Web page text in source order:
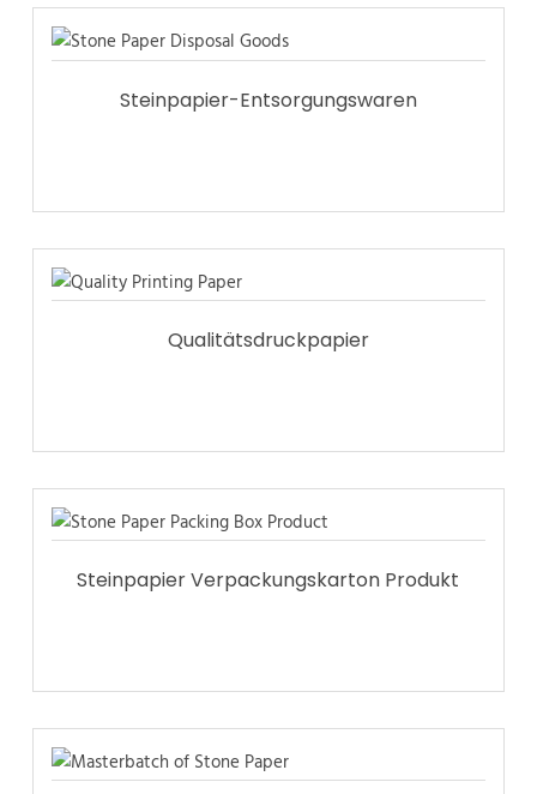
Steinpapier-Entsorgungswaren
Qualitätsdruckpapier
Steinpapier Verpackungskarton Produkt